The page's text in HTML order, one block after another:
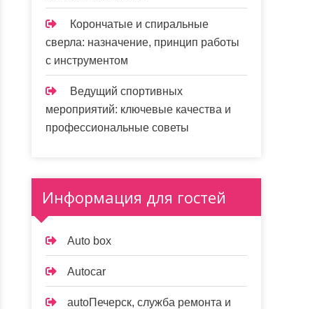
Корончатые и спиральные
сверла: назначение, принцип работы
с инструментом
Ведущий спортивных
мероприятий: ключевые качества и
профессиональные советы
Информация для гостей
Auto box
Autocar
autoПечерск, служба ремонта и